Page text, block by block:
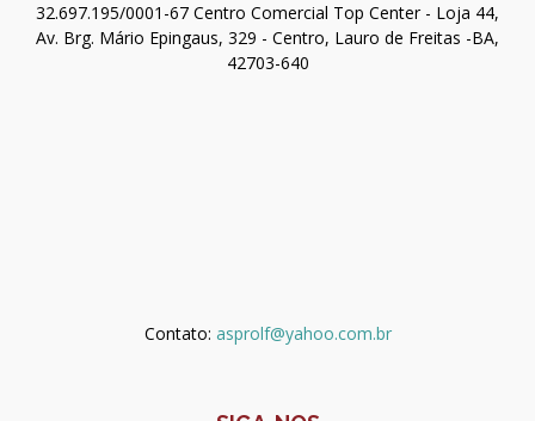
32.697.195/0001-67 Centro Comercial Top Center - Loja 44,
Av. Brg. Mário Epingaus, 329 - Centro, Lauro de Freitas -BA,
42703-640
Contato: asprolf@yahoo.com.br